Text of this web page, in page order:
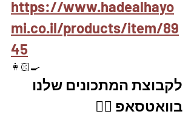
https://www.hadealhayo
mi.co.il/products/item/89
45
👩🏻‍🍳
לקבוצת המתכונים שלנו
בוואטסאפ 👇🏽